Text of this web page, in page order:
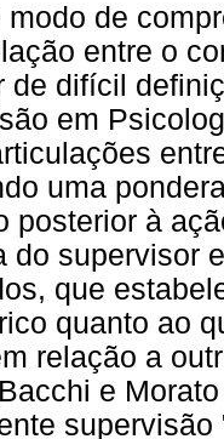
modo de
entre o
de difícil
em
uma
posterior à
do supervisor
que
quanto ao
relação a
e